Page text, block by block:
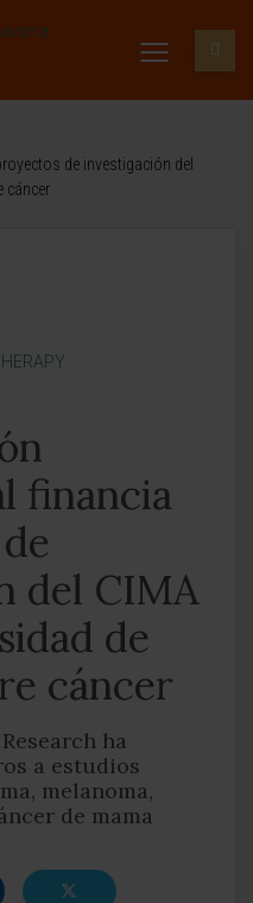
de investigación del
cáncer
financia
del CIMA
de
cáncer
ha
a estudios
melanoma,
de mama